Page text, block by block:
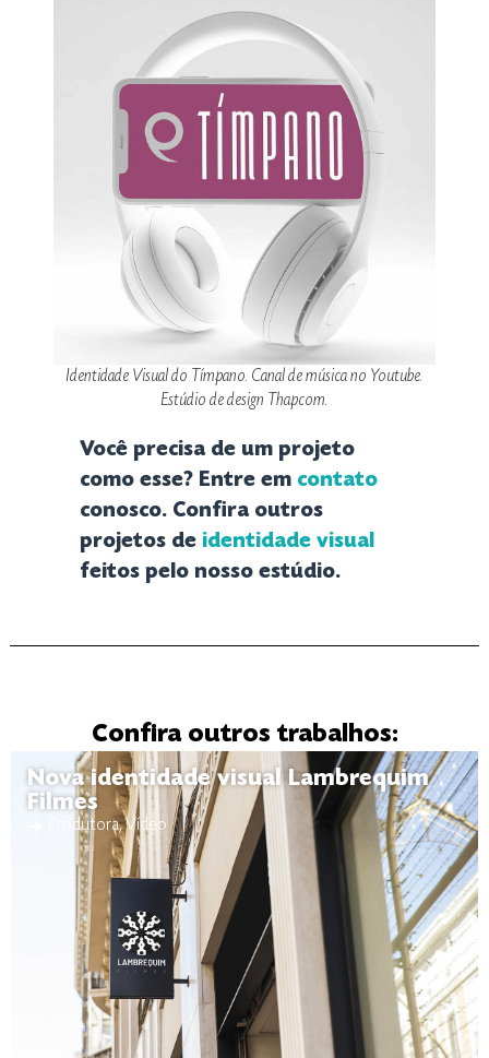
Identidade Visual do Tímpano. Canal de música no Youtube.
Estúdio de design Thapcom.
Você precisa de um projeto
como esse? Entre em contato
conosco. Confira outros
projetos de identidade visual
feitos pelo nosso estúdio.
Confira outros trabalhos:
Nova identidade visual Lambrequim
Filmes
Produtora,Vídeo